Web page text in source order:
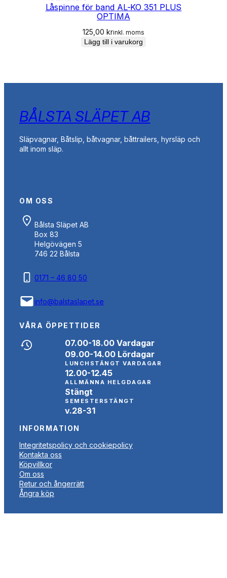
Låspinne för band AL-KO 351 PLUS
OPTIMA
125,00 krinkl. moms
Lägg till i varukorg
BÅLSTA SLÄPET AB
Släpvagnar, Båtslip, båtvagnar, båttrailers, hyrsläp och
allt inom släp.
OM OSS
Bålsta Släpet AB
Box 83
Helgövägen 5
746 22 Bålsta
0171 – 46 80 50
info@balstaslapet.se
VÅRA ÖPPETTIDER
07.00-18.00 Vardagar
09.00-14.00 Lördagar
LUNCHSTÄNGT VARDAGAR
12.00-12.45
ALLMÄNNA HELGDAGAR
Stängt
SEMESTERSTÄNGT
v.28-31
INFORMATION
Integritetspolicy och cookiepolicy
Kontakta oss
Köpvillkor
Om oss
Retur och ångerrätt
Ångra köp